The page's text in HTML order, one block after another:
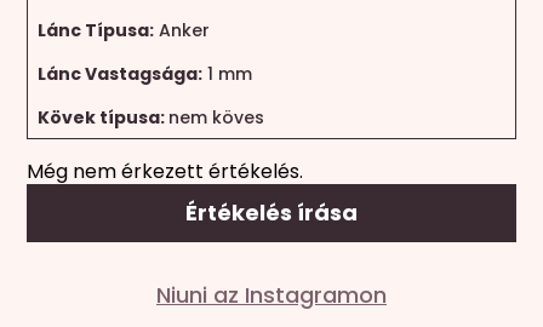
Lánc Típusa: Anker
Lánc Vastagsága: 1 mm
Kövek típusa: nem köves
Még nem érkezett értékelés.
Értékelés írása
Az e-mail címet nem tesszük közzé.
Niuni az Instagramon